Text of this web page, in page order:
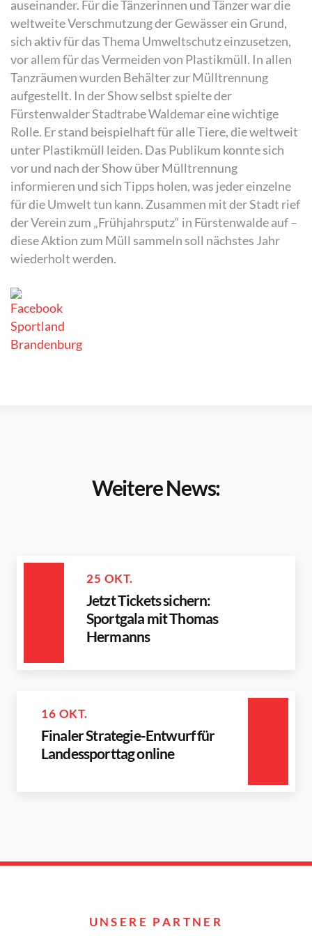
auseinander. Für die Tänzerinnen und Tänzer war die
weltweite Verschmutzung der Gewässer ein Grund,
sich aktiv für das Thema Umweltschutz einzusetzen,
vor allem für das Vermeiden von Plastikmüll. In allen
Tanzräumen wurden Behälter zur Mülltrennung
aufgestellt. In der Show selbst spielte der
Fürstenwalder Stadtrabe Waldemar eine wichtige
Rolle. Er stand beispielhaft für alle Tiere, die weltweit
unter Plastikmüll leiden. Das Publikum konnte sich
vor und nach der Show über Mülltrennung
informieren und sich Tipps holen, was jeder einzelne
für die Umwelt tun kann. Zusammen mit der Stadt rief
der Verein zum „Frühjahrsputz“ in Fürstenwalde auf –
diese Aktion zum Müll sammeln soll nächstes Jahr
wiederholt werden.
Weitere News:
25 OKT.
Jetzt Tickets sichern:
Sportgala mit Thomas
Hermanns
16 OKT.
Finaler Strategie-Entwurf für
Landessporttag online
UNSERE PARTNER